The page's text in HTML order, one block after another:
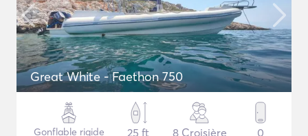
Great White - Faethon 750
Gonflable rigide
25 ft
8 Croisière 0